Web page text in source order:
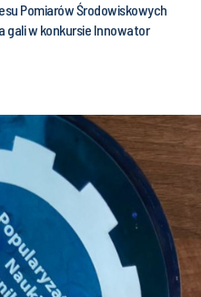
Pomiarów Środowiskowych
gali w konkursie Innowator